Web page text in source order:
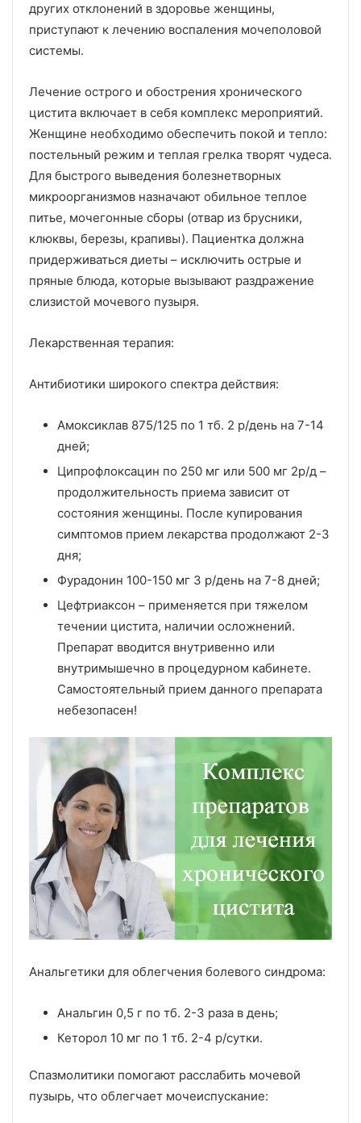
других отклонений в здоровье женщины,
приступают к лечению воспаления мочеполовой
системы.
Лечение острого и обострения хронического
цистита включает в себя комплекс мероприятий.
Женщине необходимо обеспечить покой и тепло:
постельный режим и теплая грелка творят чудеса.
Для быстрого выведения болезнетворных
микроорганизмов назначают обильное теплое
питье, мочегонные сборы (отвар из брусники,
клюквы, березы, крапивы). Пациентка должна
придерживаться диеты – исключить острые и
пряные блюда, которые вызывают раздражение
слизистой мочевого пузыря.
Лекарственная терапия:
Антибиотики широкого спектра действия:
Амоксиклав 875/125 по 1 тб. 2 р/день на 7-14
дней;
Ципрофлоксацин по 250 мг или 500 мг 2р/д –
продолжительность приема зависит от
состояния женщины. После купирования
симптомов прием лекарства продолжают 2-3
дня;
Фурадонин 100-150 мг 3 р/день на 7-8 дней;
Цефтриаксон – применяется при тяжелом
течении цистита, наличии осложнений.
Препарат вводится внутривенно или
внутримышечно в процедурном кабинете.
Самостоятельный прием данного препарата
небезопасен!
Анальгетики для облегчения болевого синдрома:
Анальгин 0,5 г по тб. 2-3 раза в день;
Кеторол 10 мг по 1 тб. 2-4 р/сутки.
Спазмолитики помогают расслабить мочевой
пузырь, что облегчает мочеиспускание: